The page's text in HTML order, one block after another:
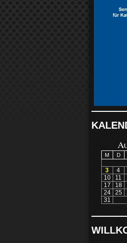
M D
3
4
10
11
17
18
24
25
31